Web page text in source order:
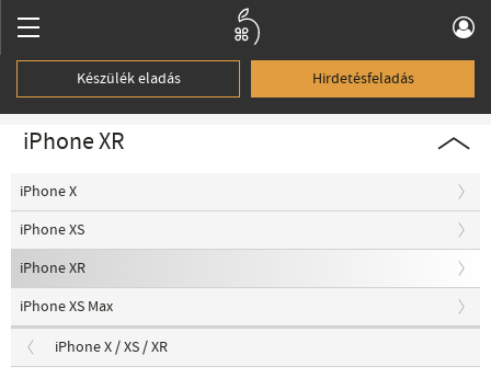
Készülék eladás Hirdetésfeladás
iPhone XR
iPhone X
iPhone XS
iPhone XR
iPhone XS Max
iPhone X / XS / XR